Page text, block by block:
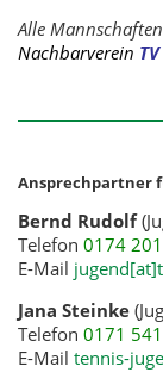
Alle
Nachbarverein
Ansprechpartner
Bernd Rudolf
Telefon 0174
E-Mail
Jana Steinke
Telefon 0171
E-Mail tennis-